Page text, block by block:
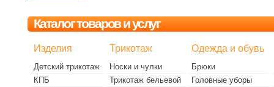
Каталог товаров и услуг
Изделия
Детский трикотаж
КПБ
Трикотаж
Носки и чулки
Трикотаж бельевой
Одежда и обувь
Брюки
Головные уборы